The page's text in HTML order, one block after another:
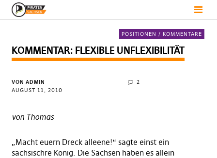
POSITIONEN / KOMMENTARE
KOMMENTAR: FLEXIBLE UNFLEXIBILITÄT
VON ADMIN
AUGUST 11, 2010
2
von Thomas
„Macht euern Dreck alleene!“ sagte einst ein
sächsischre König. Die Sachsen haben es allein